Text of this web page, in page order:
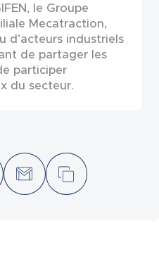
le Groupe
Mecatraction,
d’acteurs industriels
de partager les
participer
du secteur.